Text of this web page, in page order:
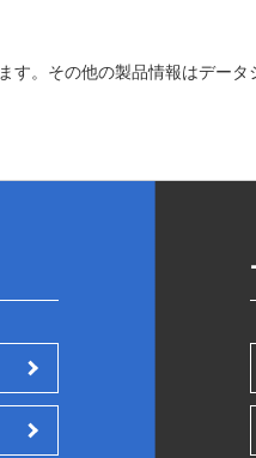
。その他の製品情報はデータ